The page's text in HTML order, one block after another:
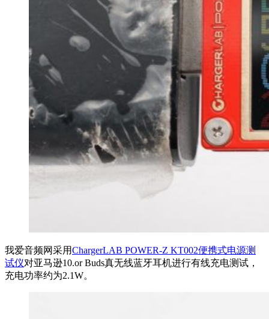
我爱音频网采用ChargerLAB POWER-Z KT002便携式电源测
试仪对亚马逊10.or Buds真无线蓝牙耳机进行有线充电测试，
充电功率约为2.1W。